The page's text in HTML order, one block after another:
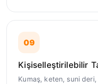
09
Kişiselleştirilebilir
Kumaş, keten, suni